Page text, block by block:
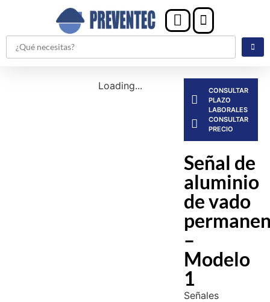
Loading...
CONSULTAR
PLAZO
LABORALES
CONSULTAR
PRECIO
Señal de
aluminio
de vado
–
Modelo
1
Señales